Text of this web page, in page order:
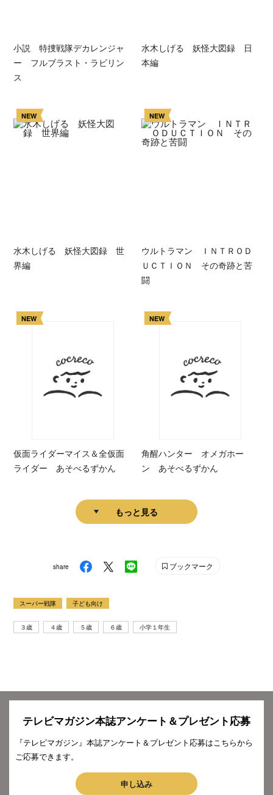
小説 特捜戦隊デカレンジャ
ー フルブラスト・ラビリン
ス
水木しげる 妖怪大図録 日
本編
NEW
水木しげる 妖怪大図録 世
界編
NEW
ウルトラマン ＩＮＴＲＯＤ
ＵＣＴＩＯＮ その奇跡と苦
闘
NEW
仮面ライダーマイス＆全仮面
ライダー あそべるずかん
NEW
角醒ハンター オメガホー
ン あそべるずかん
もっと見る
share ブックマーク
スーパー戦隊 子ども向け
３歳 ４歳 ５歳 ６歳 小学１年生
テレビマガジン本誌アンケート＆プレゼント応募
『テレビマガジン』本誌アンケート＆プレゼント応募はこちらから
ご応募できます。
申し込み